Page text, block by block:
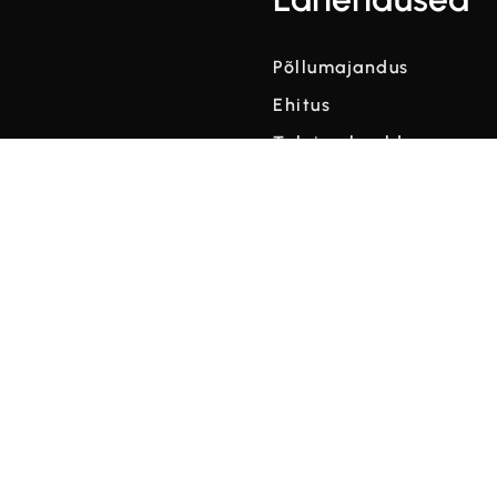
Põllumajandus
Ehitus
Talvine hooldus